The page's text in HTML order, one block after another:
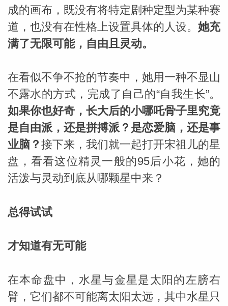
网
成的画布，既没有将特定剧种定型为某种赛
道，也没有在性格上设置具体的人设。她充
满了无限可能，自由且灵动。
在看似不争不抢的节奏中，她用一种不显山
不露水的方式，完成了自己的“自我生长”。
如果你也好奇，长大后的小哪吒骨子里究竟
是自由派，还是拼搏派？是恋爱脑，还是事
业脑？ 接下来，我们就一起打开宋祖儿的星
盘，看看这位精灵一般的95后小花，她的
活泼与灵动到底从哪颗星中来？
总得试试
才知道有无可能
在本命盘中，水星与金星是太阳的左膀右
臂，它们都不可能离太阳太远，其中水星只